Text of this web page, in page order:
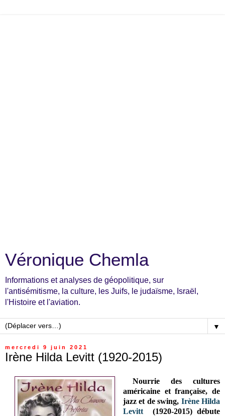
Véronique Chemla
Informations et analyses de géopolitique, sur
l'antisémitisme, la culture, les Juifs, le judaïsme, Israël,
l'Histoire et l'aviation.
▼
mercredi 9 juin 2021
Irène Hilda Levitt (1920-2015)
Nourrie des cultures
américaine et française, de
jazz et de swing, Irène Hilda
Levitt(1920-2015) débute